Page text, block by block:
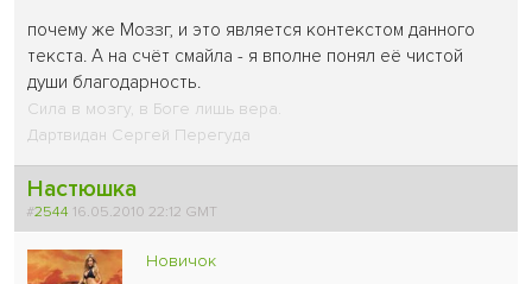
почему же Моззг, и это является контекстом данного
текста. А на счёт смайла - я вполне понял её чистой
души благодарность.
Сила в мозгу, в Боге лишь вера.
Дартвидан Сергей Перегуда
Настюшка
#2544 16.05.2010 22:12 GMT
Новичок